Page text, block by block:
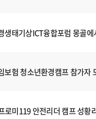
생태기상ICT융합포럼 몽골에
보험 청소년환경캠프 참가자
로미119 안전리더 캠프 성황